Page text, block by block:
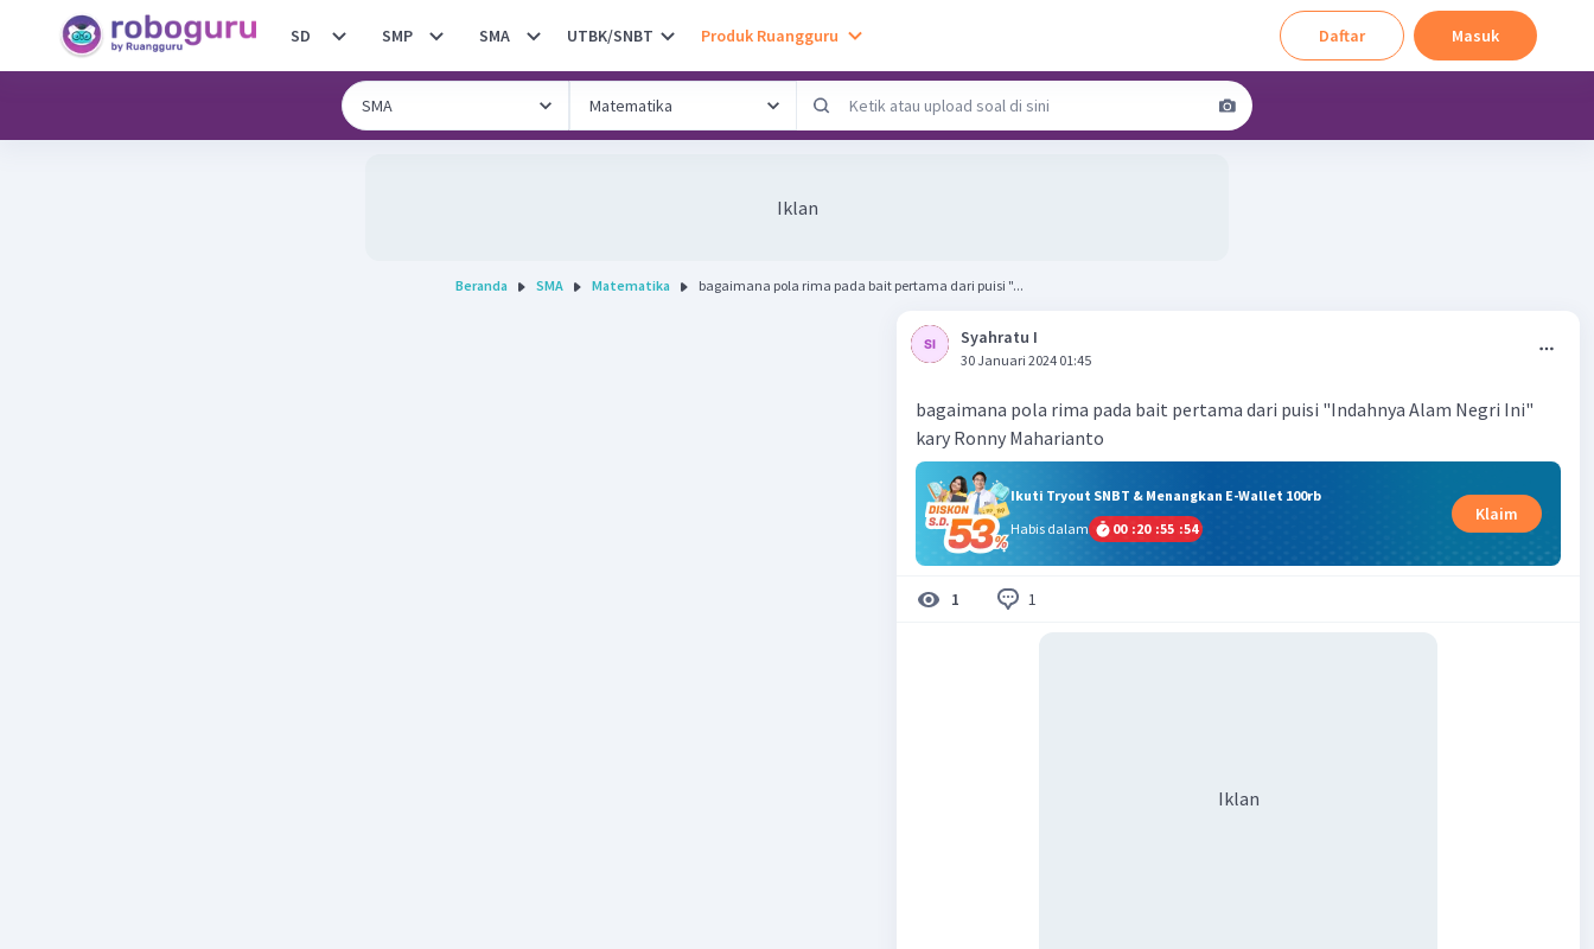
SD SMP SMA UTBK/SNBT Produk Ruangguru Daftar Masuk
Iklan
Beranda SMA Matematika bagaimana pola rima pada bait pertama dari puisi "...
Syahratu I
30 Januari 2024 01:45
bagaimana pola rima pada bait pertama dari puisi "Indahnya Alam Negri Ini"
kary Ronny Maharianto
Ikuti Tryout SNBT & Menangkan E-Wallet 100rb
Habis dalam
00 :20 :55 :54
Klaim
1 1
Iklan